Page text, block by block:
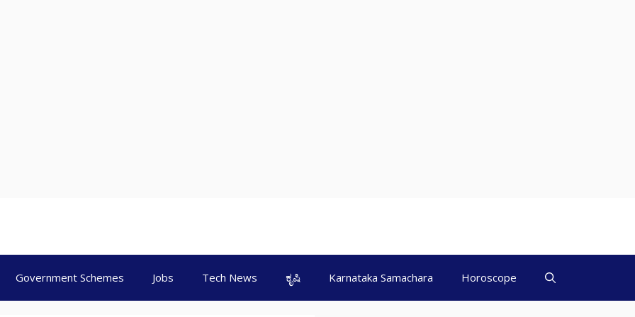
Government Schemes Jobs Tech News ಕೃಷಿ Karnataka Samachara Horoscope